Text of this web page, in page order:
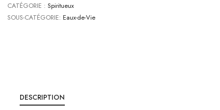
CATÉGORIE : Spiritueux
SOUS-CATÉGORIE: Eaux-de-Vie
DESCRIPTION